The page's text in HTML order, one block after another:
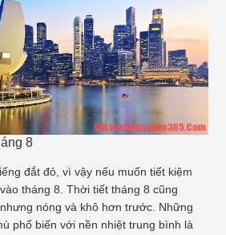
8
đắt đỏ, vì vậy nếu muốn tiết kiệm
tháng 8. Thời tiết tháng 8 cũng
nóng và khô hơn trước. Những
phổ biến với nền nhiệt trung bình là